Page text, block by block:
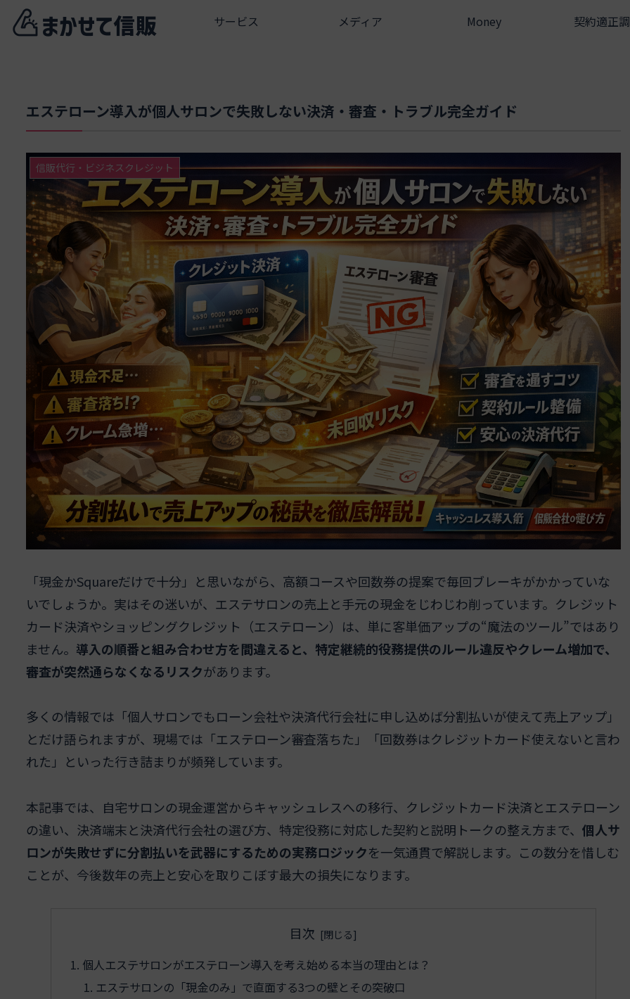
サービス メディア Money 契約適正
エステローン導入が個人サロンで失敗しない決済・審査・トラブル完全ガイド
信販代行・ビジネスクレジット
「現金かSquareだけで十分」と思いながら、高額コースや回数券の提案で毎回ブレーキがかかっていな
いでしょうか。実はその迷いが、エステサロンの売上と手元の現金をじわじわ削っています。クレジット
カード決済やショッピングクレジット（エステローン）は、単に客単価アップの“魔法のツール”ではあり
ません。 導入の順番と組み合わせ方を間違えると、特定継続的役務提供のルール違反やクレーム増加で、
審査が突然通らなくなるリスクがあります。
多くの情報では「個人サロンでもローン会社や決済代行会社に申し込めば分割払いが使えて売上アップ」
とだけ語られますが、現場では「エステローン審査落ちた」「回数券はクレジットカード使えないと言わ
れた」といった行き詰まりが頻発しています。
本記事では、自宅サロンの現金運営からキャッシュレスへの移行、クレジットカード決済とエステローン
の違い、決済端末と決済代行会社の選び方、特定役務に対応した契約と説明トークの整え方まで、 個人サ
ロンが失敗せずに分割払いを武器にするための実務ロジックを一気通貫で解説します。この数分を惜しむ
ことが、今後数年の売上と安心を取りこぼす最大の損失になります。
目次
個人エステサロンがエステローン導入を考え始める本当の理由とは？
エステサロンの「現金のみ」で直面する3つの壁とその突破口